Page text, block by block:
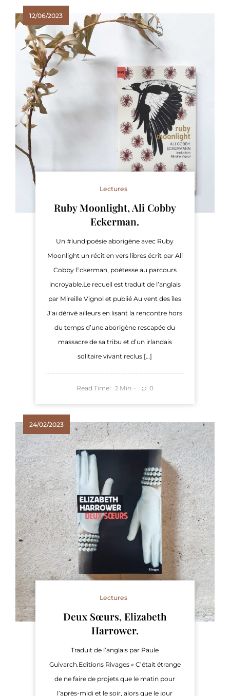
12/06/2023
Lectures
Ruby Moonlight, Ali Cobby
Eckerman.
Un #lundipoésie aborigène avec Ruby
Moonlight un récit en vers libres écrit par Ali
Cobby Eckerman, poétesse au parcours
incroyable.Le recueil est traduit de l’anglais
par Mireille Vignol et publié Au vent des îles
J’ai dérivé ailleurs en lisant la rencontre hors
du temps d’une aborigène rescapée du
massacre de sa tribu et d’un irlandais
solitaire vivant reclus […]
Read Time: 2 Min 0
24/02/2023
Lectures
Deux Sœurs, Elizabeth
Harrower.
Traduit de l’anglais par Paule
Guivarch.Editions Rivages « C’était étrange
de ne faire de projets que le matin pour
l’après-midi et le soir, alors que le jour